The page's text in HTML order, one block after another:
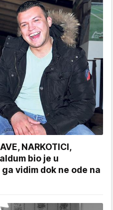
NARKOTICI,
bio je u
ga vidim dok ne ode na